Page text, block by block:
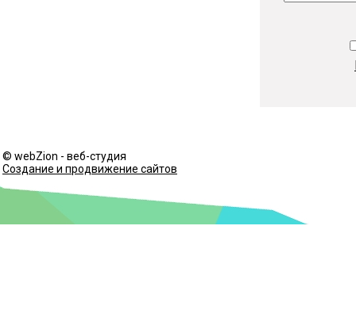
© webZion - веб-студия
Создание и продвижение сайтов